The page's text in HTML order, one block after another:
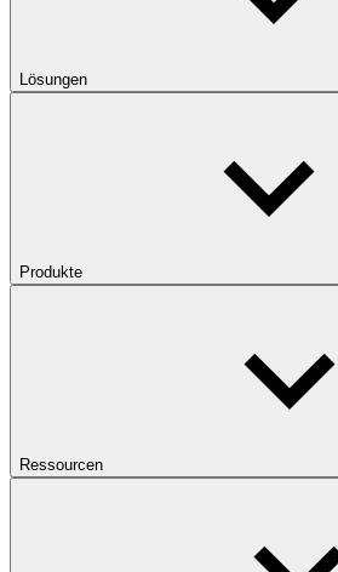
Lösungen
Produkte
Ressourcen